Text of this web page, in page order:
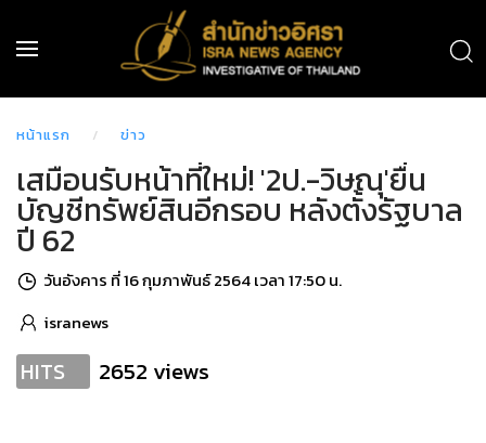
หน้าแรก ข่าว
เสมือนรับหน้าที่ใหม่! '2ป.-วิษณุ'ยื่น
บัญชีทรัพย์สินอีกรอบ หลังตั้งรัฐบาล
ปี 62
วันอังคาร ที่ 16 กุมภาพันธ์ 2564 เวลา 17:50 น.
isranews
HITS 2652 views